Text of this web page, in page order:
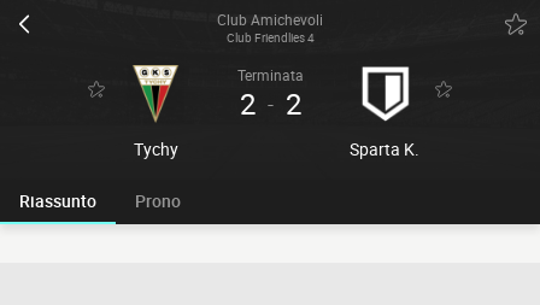
Club Amichevoli
Club Friendlies 4
Tychy
Terminata
2 - 2
Sparta K.
Riassunto Prono